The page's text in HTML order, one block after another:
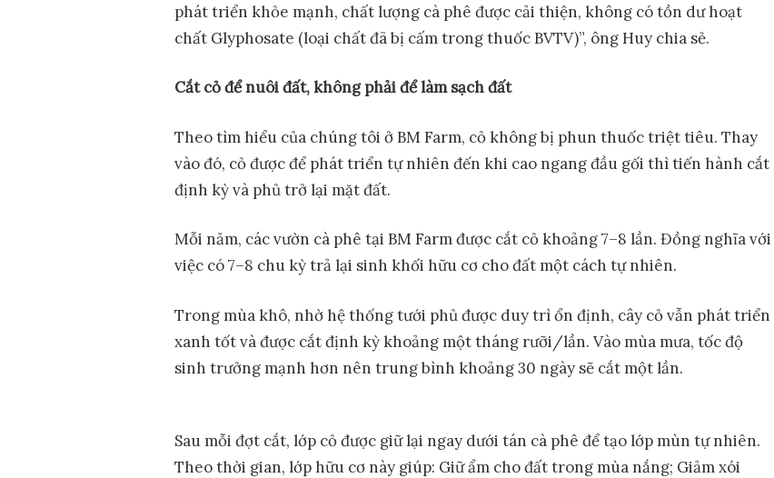
phát triển khỏe mạnh, chất lượng cà phê được cải thiện, không có tồn dư hoạt
chất Glyphosate (loại chất đã bị cấm trong thuốc BVTV)”, ông Huy chia sẻ.
Cắt cỏ để nuôi đất, không phải để làm sạch đất
Theo tìm hiểu của chúng tôi ở BM Farm, cỏ không bị phun thuốc triệt tiêu. Thay
vào đó, cỏ được để phát triển tự nhiên đến khi cao ngang đầu gối thì tiến hành cắt
định kỳ và phủ trở lại mặt đất.
Mỗi năm, các vườn cà phê tại BM Farm được cắt cỏ khoảng 7–8 lần. Đồng nghĩa với
việc có 7–8 chu kỳ trả lại sinh khối hữu cơ cho đất một cách tự nhiên.
Trong mùa khô, nhờ hệ thống tưới phủ được duy trì ổn định, cây cỏ vẫn phát triển
xanh tốt và được cắt định kỳ khoảng một tháng rưỡi/lần. Vào mùa mưa, tốc độ
sinh trưởng mạnh hơn nên trung bình khoảng 30 ngày sẽ cắt một lần.
Sau mỗi đợt cắt, lớp cỏ được giữ lại ngay dưới tán cà phê để tạo lớp mùn tự nhiên.
Theo thời gian, lớp hữu cơ này giúp: Giữ ẩm cho đất trong mùa nắng; Giảm xói